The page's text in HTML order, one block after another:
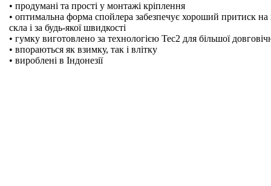
• продумані та прості у монтажі кріплення
• оптимальна форма спойлера забезпечує хороший притиск на
скла і за будь-якої швидкості
• гумку виготовлено за технологією Tec2 для більшої
• впораються як взимку, так і влітку
• вироблені в Індонезії